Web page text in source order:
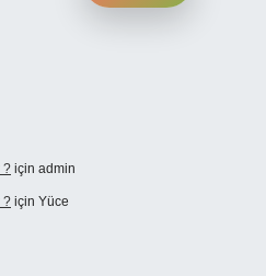
? için admin
? için Yüce